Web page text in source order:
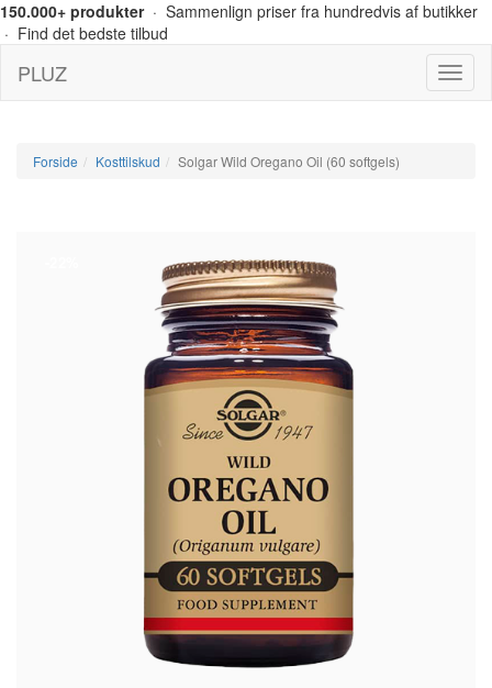
150.000+ produkter· Sammenlign priser fra hundredvis af butikker
· Find det bedste tilbud
Menu
PLUZ
Forside Kosttilskud Solgar Wild Oregano Oil (60 softgels)